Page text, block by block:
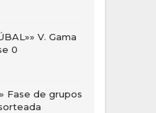
V. Gama
0
Fase de grupos